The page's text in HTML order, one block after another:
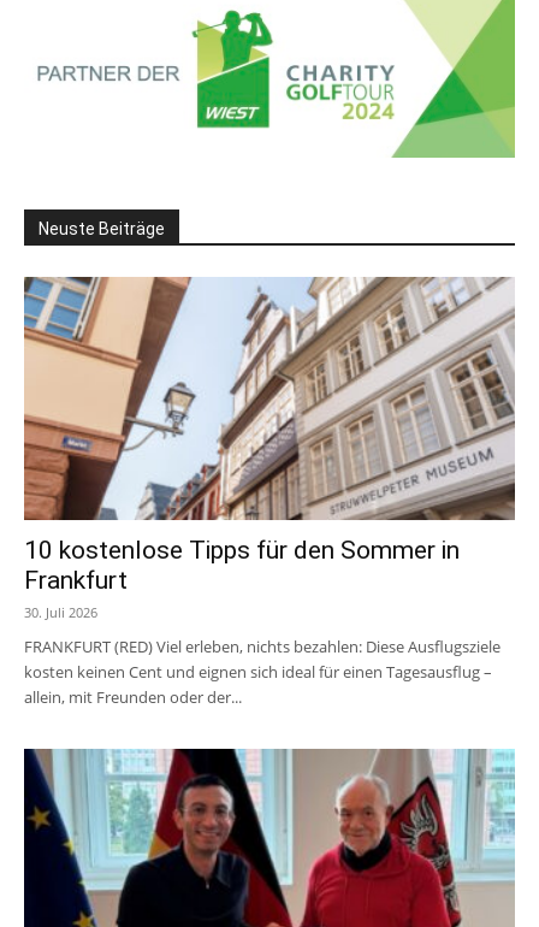
Neuste Beiträge
10 kostenlose Tipps für den Sommer in
Frankfurt
30. Juli 2026
FRANKFURT (RED) Viel erleben, nichts bezahlen: Diese Ausflugsziele
kosten keinen Cent und eignen sich ideal für einen Tagesausflug –
allein, mit Freunden oder der...